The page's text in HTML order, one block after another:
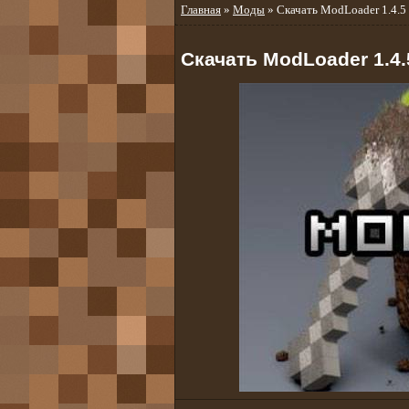
Главная » Моды » Скачать ModLoader 1.4.5
Скачать ModLoader